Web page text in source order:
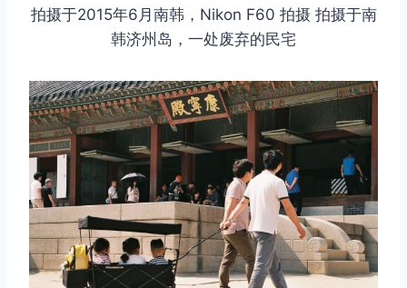
拍摄于2015年6月南韩，Nikon F60 拍摄 拍摄于南
韩济州岛，一处废弃的民宅